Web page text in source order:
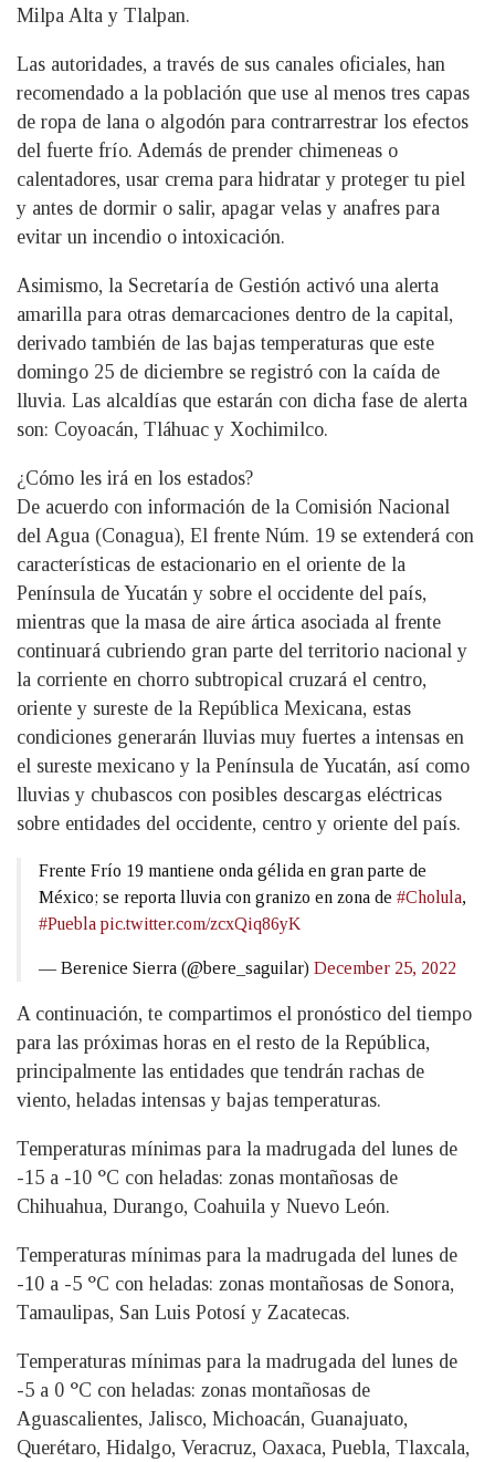
Milpa Alta y Tlalpan.
Las autoridades, a través de sus canales oficiales, han
recomendado a la población que use al menos tres capas
de ropa de lana o algodón para contrarrestrar los efectos
del fuerte frío. Además de prender chimeneas o
calentadores, usar crema para hidratar y proteger tu piel
y antes de dormir o salir, apagar velas y anafres para
evitar un incendio o intoxicación.
Asimismo, la Secretaría de Gestión activó una alerta
amarilla para otras demarcaciones dentro de la capital,
derivado también de las bajas temperaturas que este
domingo 25 de diciembre se registró con la caída de
lluvia. Las alcaldías que estarán con dicha fase de alerta
son: Coyoacán, Tláhuac y Xochimilco.
¿Cómo les irá en los estados?
De acuerdo con información de la Comisión Nacional
del Agua (Conagua), El frente Núm. 19 se extenderá con
características de estacionario en el oriente de la
Península de Yucatán y sobre el occidente del país,
mientras que la masa de aire ártica asociada al frente
continuará cubriendo gran parte del territorio nacional y
la corriente en chorro subtropical cruzará el centro,
oriente y sureste de la República Mexicana, estas
condiciones generarán lluvias muy fuertes a intensas en
el sureste mexicano y la Península de Yucatán, así como
lluvias y chubascos con posibles descargas eléctricas
sobre entidades del occidente, centro y oriente del país.
Frente Frío 19 mantiene onda gélida en gran parte de
México; se reporta lluvia con granizo en zona de #Cholula,
#Puebla pic.twitter.com/zcxQiq86yK
— Berenice Sierra (@bere_saguilar) December 25, 2022
A continuación, te compartimos el pronóstico del tiempo
para las próximas horas en el resto de la República,
principalmente las entidades que tendrán rachas de
viento, heladas intensas y bajas temperaturas.
Temperaturas mínimas para la madrugada del lunes de
-15 a -10 °C con heladas: zonas montañosas de
Chihuahua, Durango, Coahuila y Nuevo León.
Temperaturas mínimas para la madrugada del lunes de
-10 a -5 °C con heladas: zonas montañosas de Sonora,
Tamaulipas, San Luis Potosí y Zacatecas.
Temperaturas mínimas para la madrugada del lunes de
-5 a 0 °C con heladas: zonas montañosas de
Aguascalientes, Jalisco, Michoacán, Guanajuato,
Querétaro, Hidalgo, Veracruz, Oaxaca, Puebla, Tlaxcala,